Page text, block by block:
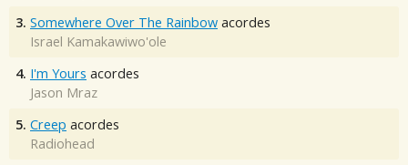
3. Somewhere Over The Rainbow acordes
Israel Kamakawiwo'ole
4. I'm Yours acordes
Jason Mraz
5. Creep acordes
Radiohead